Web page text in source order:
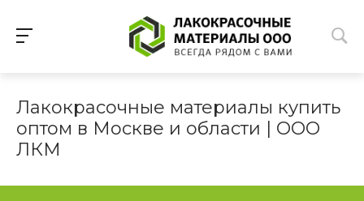
Лакокрасочные материалы купить
оптом в Москве и области | ООО
ЛКМ